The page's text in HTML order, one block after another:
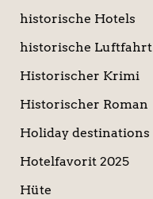
historische Hotels
historische Luftfahrt
Historischer Krimi
Historischer Roman
Holiday destinations
Hotelfavorit 2025
Hüte